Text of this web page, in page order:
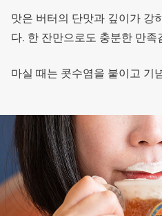
맛은 버터의 단맛과 깊이가 강
다. 한 잔만으로도 충분한 만족
마실 때는 콧수염을 붙이고 기